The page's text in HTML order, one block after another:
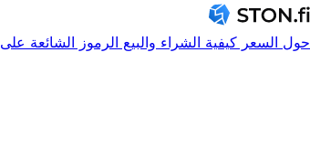
حول السعر كيفية الشراء والبيع الرموز الشائعة على STON.fi